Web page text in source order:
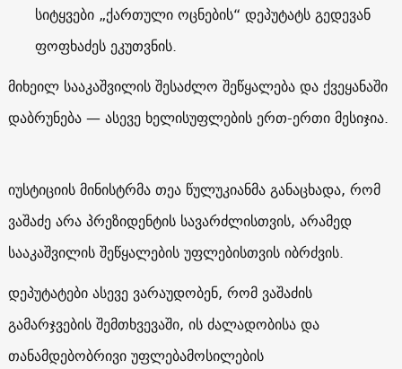
სიტყვები „ქართული ოცნების“ დეპუტატს გედევან
ფოფხაძეს ეკუთვნის.
მიხეილ სააკაშვილის შესაძლო შეწყალება და ქვეყანაში
დაბრუნება—ასევე ხელისუფლების ერთ-ერთი მესიჯია.
იუსტიციის მინისტრმა თეა წულუკიანმა განაცხადა, რომ
ვაშაძე არა პრეზიდენტის სავარძლისთვის, არამედ
სააკაშვილის შეწყალების უფლებისთვის იბრძვის.
დეპუტატები ასევე ვარაუდობენ, რომ ვაშაძის
გამარჯვების შემთხვევაში, ის ძალადობისა და
თანამდებობრივი უფლებამოსილების